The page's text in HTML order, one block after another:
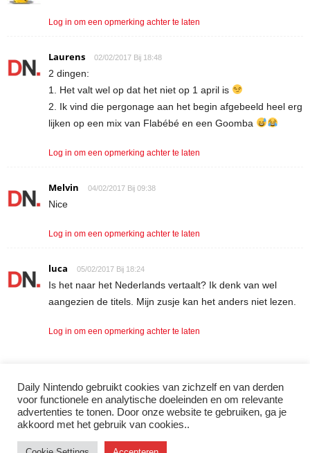
Log in om een opmerking achter te laten
Laurens 02/02/2017 Bij 18:48
2 dingen:
1. Het valt wel op dat het niet op 1 april is
2. Ik vind die pergonage aan het begin afgebeeld heel erg
lijken op een mix van Flabébé en een Goomba
Log in om een opmerking achter te laten
Melvin 04/02/2017 Bij 09:38
Nice
Log in om een opmerking achter te laten
luca 05/02/2017 Bij 18:24
Is het naar het Nederlands vertaalt? Ik denk van wel
aangezien de titels. Mijn zusje kan het anders niet lezen.
Log in om een opmerking achter te laten
LAAT EEN REACTIE ACHTER
Log in om een opmerking achter te laten
Daily Nintendo gebruikt cookies van zichzelf en van derden
voor functionele en analytische doeleinden en om relevante
advertenties te tonen. Door onze website te gebruiken, ga je
akkoord met het gebruik van cookies..